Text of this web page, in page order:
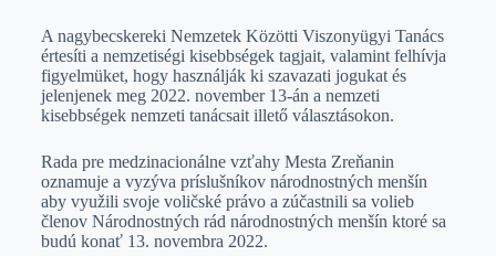
A nagybecskereki Nemzetek Közötti Viszonyügyi Tanács
értesíti a nemzetiségi kisebbségek tagjait, valamint felhívja
figyelmüket, hogy használják ki szavazati jogukat és
jelenjenek meg 2022. november 13-án a nemzeti
kisebbségek nemzeti tanácsait illető választásokon.
Rada pre medzinacionálne vzťahy Mesta Zreňanin
oznamuje a vyzýva príslušníkov národnostných menšín
aby využili svoje voličské právo a zúčastnili sa volieb
členov Národnostných rád národnostných menšín ktoré sa
budú konať 13. novembra 2022.